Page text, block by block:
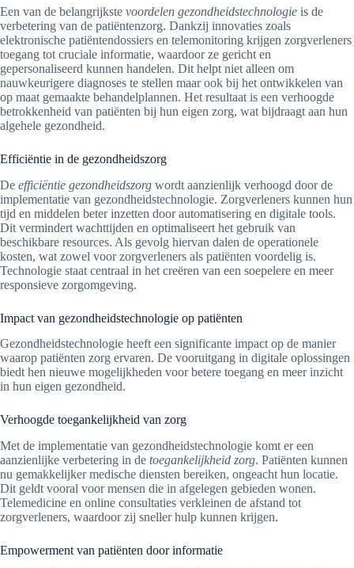
Een van de belangrijkste voordelen gezondheidstechnologie is de
verbetering van de patiëntenzorg. Dankzij innovaties zoals
elektronische patiëntendossiers en telemonitoring krijgen zorgverleners
toegang tot cruciale informatie, waardoor ze gericht en
gepersonaliseerd kunnen handelen. Dit helpt niet alleen om
nauwkeurigere diagnoses te stellen maar ook bij het ontwikkelen van
op maat gemaakte behandelplannen. Het resultaat is een verhoogde
betrokkenheid van patiënten bij hun eigen zorg, wat bijdraagt aan hun
algehele gezondheid.
Efficiëntie in de gezondheidszorg
De efficiëntie gezondheidszorg wordt aanzienlijk verhoogd door de
implementatie van gezondheidstechnologie. Zorgverleners kunnen hun
tijd en middelen beter inzetten door automatisering en digitale tools.
Dit vermindert wachttijden en optimaliseert het gebruik van
beschikbare resources. Als gevolg hiervan dalen de operationele
kosten, wat zowel voor zorgverleners als patiënten voordelig is.
Technologie staat centraal in het creëren van een soepelere en meer
responsieve zorgomgeving.
Impact van gezondheidstechnologie op patiënten
Gezondheidstechnologie heeft een significante impact op de manier
waarop patiënten zorg ervaren. De vooruitgang in digitale oplossingen
biedt hen nieuwe mogelijkheden voor betere toegang en meer inzicht
in hun eigen gezondheid.
Verhoogde toegankelijkheid van zorg
Met de implementatie van gezondheidstechnologie komt er een
aanzienlijke verbetering in de toegankelijkheid zorg. Patiënten kunnen
nu gemakkelijker medische diensten bereiken, ongeacht hun locatie.
Dit geldt vooral voor mensen die in afgelegen gebieden wonen.
Telemedicine en online consultaties verkleinen de afstand tot
zorgverleners, waardoor zij sneller hulp kunnen krijgen.
Empowerment van patiënten door informatie